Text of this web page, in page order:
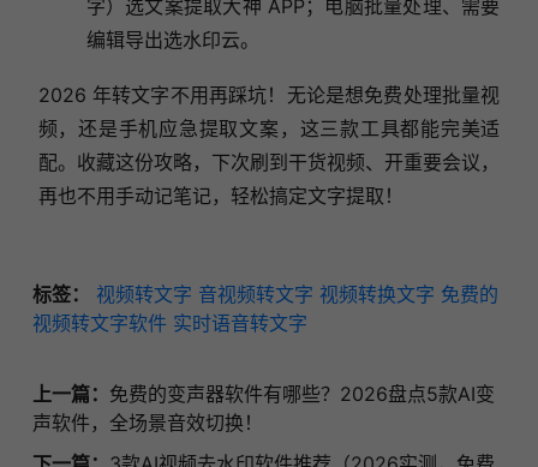
字）选文案提取大神 APP；电脑批量处理、需要
编辑导出选水印云。
2026 年转文字不用再踩坑！无论是想免费处理批量视
频，还是手机应急提取文案，这三款工具都能完美适
配。收藏这份攻略，下次刷到干货视频、开重要会议，
再也不用手动记笔记，轻松搞定文字提取！
标签： 视频转文字 音视频转文字 视频转换文字 免费的
视频转文字软件 实时语音转文字
上一篇： 免费的变声器软件有哪些？2026盘点5款AI变
声软件，全场景音效切换！